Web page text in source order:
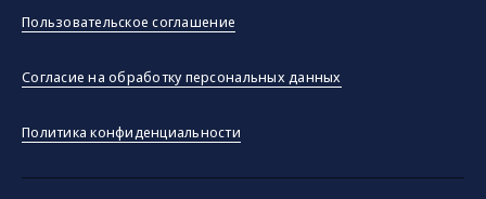
Пользовательское соглашение
Согласие на обработку персональных данных
Политика конфиденциальности